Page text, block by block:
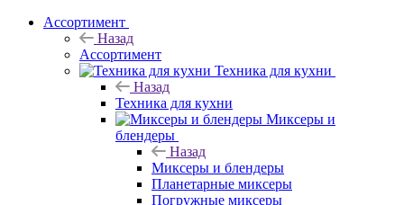
Ассортимент
Назад
Ассортимент
Техника для кухни
Назад
Техника для кухни
Миксеры и
блендеры
Назад
Миксеры и блендеры
Планетарные миксеры
Погружные миксеры